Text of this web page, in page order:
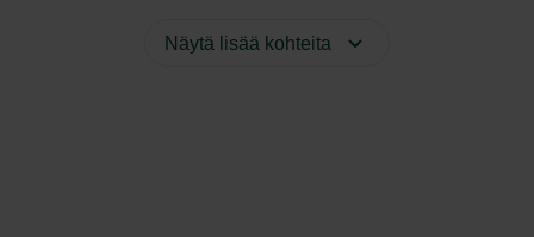
Näytä lisää kohteita